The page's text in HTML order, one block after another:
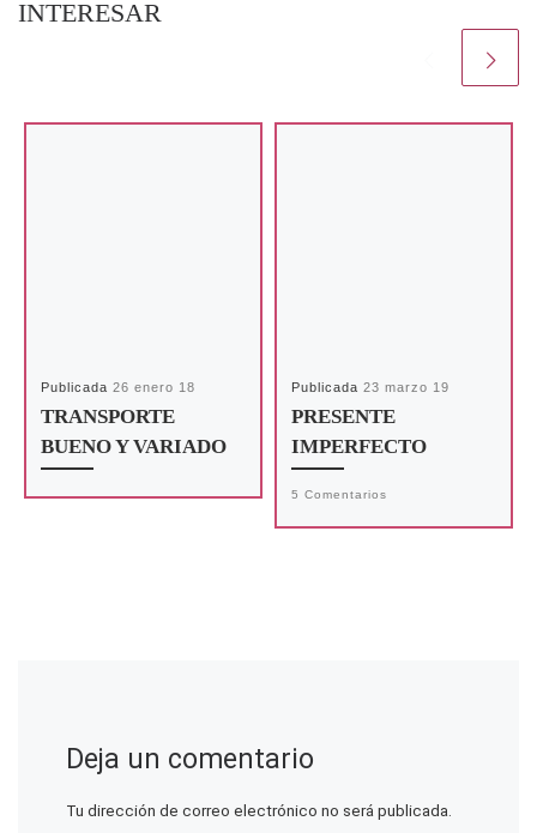
INTERESAR
Publicada26 enero 18
TRANSPORTE
BUENO Y VARIADO
Publicada23 marzo 19
PRESENTE
IMPERFECTO
5 Comentarios
Deja un comentario
Tu dirección de correo electrónico no será publicada.